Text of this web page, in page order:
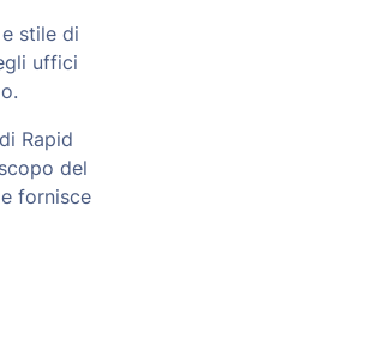
stile di
uffici
Rapid
del
fornisce